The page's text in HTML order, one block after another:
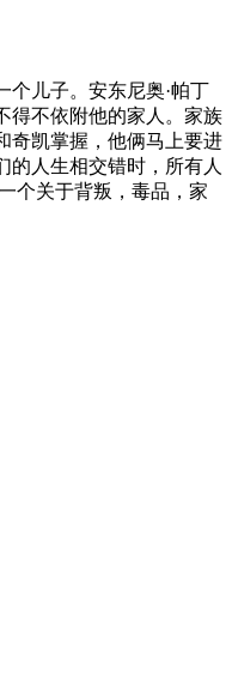
个儿子。安东尼奥·帕丁
得不依附他的家人。家族
奇凯掌握，他俩马上要进
的人生相交错时，所有人
个关于背叛，毒品，家